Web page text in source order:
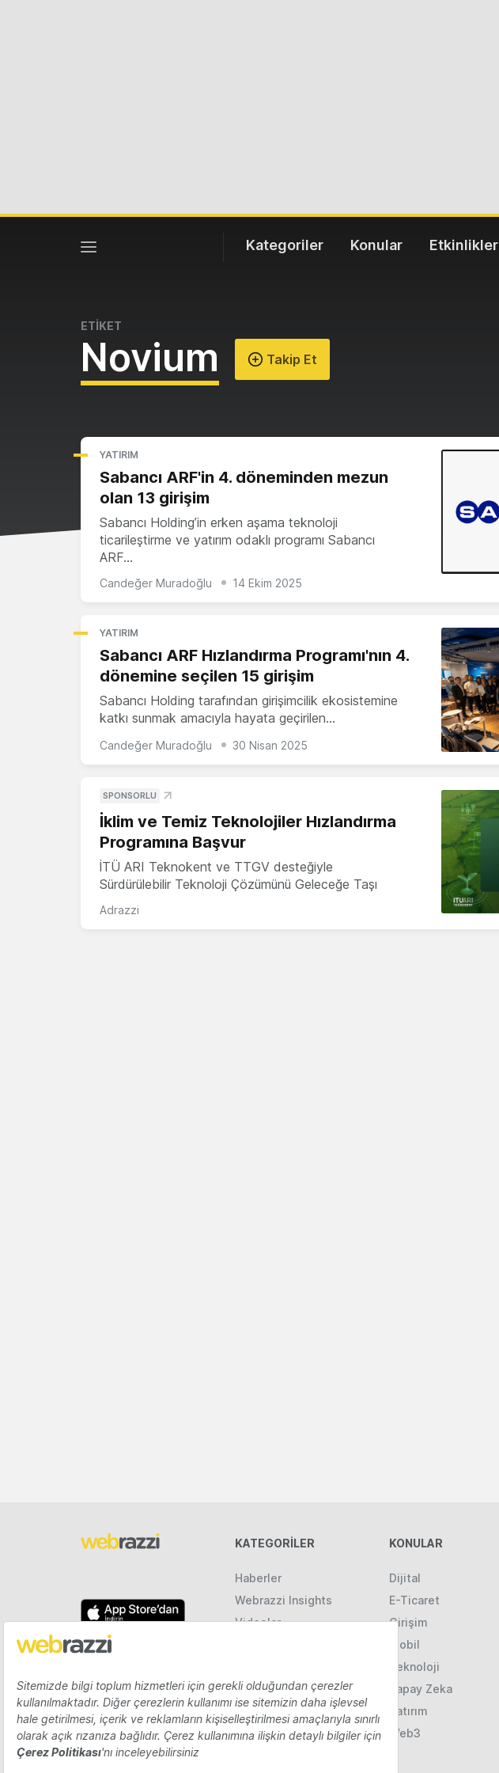
Kategoriler Konular Etkinlikler
ETİKET
Novium Takip Et
YATIRIM
Sabancı ARF'in 4. döneminden mezun
olan 13 girişim
Sabancı Holding’in erken aşama teknoloji
ticarileştirme ve yatırım odaklı programı Sabancı
ARF…
Candeğer Muradoğlu 14 Ekim 2025
YATIRIM
Sabancı ARF Hızlandırma Programı'nın 4.
dönemine seçilen 15 girişim
Sabancı Holding tarafından girişimcilik ekosistemine
katkı sunmak amacıyla hayata geçirilen…
Candeğer Muradoğlu 30 Nisan 2025
SPONSORLU
İklim ve Temiz Teknolojiler Hızlandırma
Programına Başvur
İTÜ ARI Teknokent ve TTGV desteğiyle
Sürdürülebilir Teknoloji Çözümünü Geleceğe Taşı
Adrazzi
KATEGORILER
Haberler
Webrazzi Insights
Videolar
KONULAR
Dijital
E-Ticaret
Girişim
Mobil
Teknoloji
Yapay Zeka
Yatırım
Web3